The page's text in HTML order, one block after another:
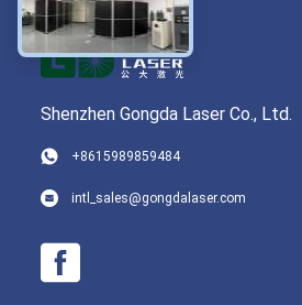
Shenzhen Gongda Laser Co., Ltd.
+8615989859484
intl_sales@gongdalaser.com